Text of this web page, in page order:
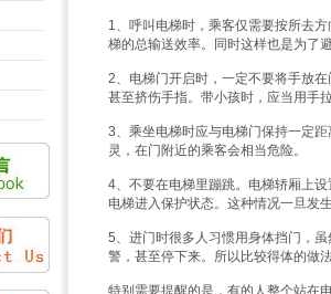
1、呼叫电梯时，乘客仅需要按所去
梯的总输送效率。同时这样也是为了
2、电梯门开启时，一定不要将手放
甚至挤伤手指。带小孩时，应当用手
3、乘坐电梯时应与电梯门保持一定
灵，在门附近的乘客会相当危险。
4、不要在电梯里蹦跳。电梯轿厢上
电梯进入保护状态。这种情况一旦发
5、进门时很多人习惯用身体挡门，
警，甚至停下来。所以比较得体的做
特别需要提醒的是，有的人整个站在